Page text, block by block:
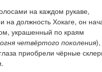
на каждом рукаве,
на должность Хокаге, он
украшенный по краям
четвёртого поколения),
приобрели чёрные